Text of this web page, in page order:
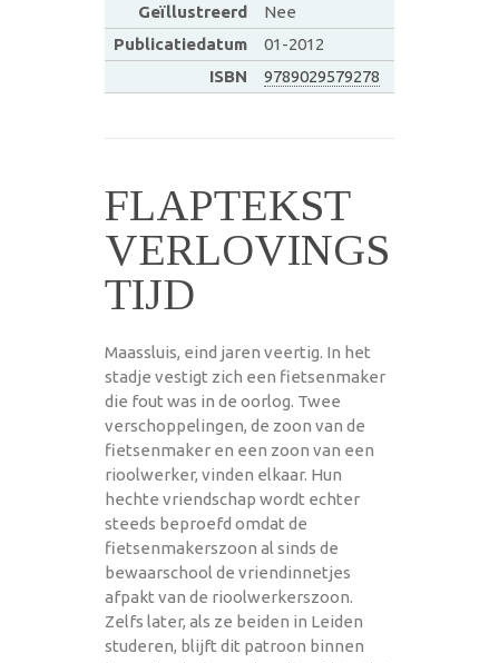
Geïllustreerd
Nee
Publicatiedatum
01-2012
ISBN
9789029579278
FLAPTEKST
VERLOVINGS
TIJD
Maassluis, eind jaren veertig. In het
stadje vestigt zich een fietsenmaker
die fout was in de oorlog. Twee
verschoppelingen, de zoon van de
fietsenmaker en een zoon van een
rioolwerker, vinden elkaar. Hun
hechte vriendschap wordt echter
steeds beproefd omdat de
fietsenmakerszoon al sinds de
bewaarschool de vriendinnetjes
afpakt van de rioolwerkerszoon.
Zelfs later, als ze beiden in Leiden
studeren, blijft dit patroon binnen